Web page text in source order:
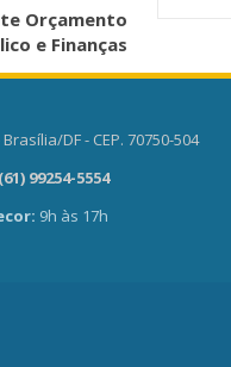
Orçamento
e Finanças
DF - CEP. 70750-504
(61) 99254-5554
9h às 17h